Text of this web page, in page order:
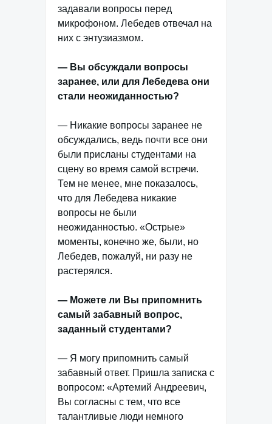
задавали вопросы перед
микрофоном. Лебедев отвечал на
них с энтузиазмом.
— Вы обсуждали вопросы
заранее, или для Лебедева они
стали неожиданностью?
— Никакие вопросы заранее не
обсуждались, ведь почти все они
были присланы студентами на
сцену во время самой встречи.
Тем не менее, мне показалось,
что для Лебедева никакие
вопросы не были
неожиданностью. «Острые»
моменты, конечно же, были, но
Лебедев, пожалуй, ни разу не
растерялся.
— Можете ли Вы припомнить
самый забавный вопрос,
заданный студентами?
— Я могу припомнить самый
забавный ответ. Пришла записка с
вопросом: «Артемий Андреевич,
Вы согласны с тем, что все
талантливые люди немного